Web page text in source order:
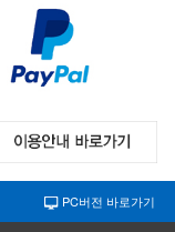
PC버전 바로가기